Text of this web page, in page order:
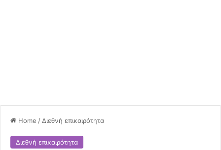
Home / Διεθνή επικαιρότητα
Διεθνή επικαιρότητα